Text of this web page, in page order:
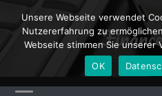
Unsere Webseite verwendet
Nutzererfahrung zu
Webseite stimmen Sie unserer
OK